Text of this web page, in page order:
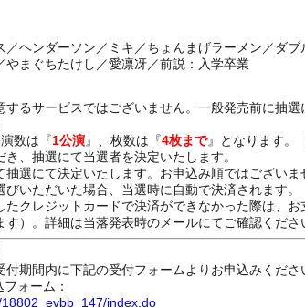
／ヘンダーソン／ミキ／ちょんまげラーメン／ダ
やまぐちたけし／愛凛冴／前説：入学卒業
するサービスではございません。一般発売前に抽
数は『1公演』、枚数は『4枚まで』となります。
、抽選にて当選者を決定いたします。
抽選にて決定いたします。お申込み順ではございま
びいただいた場合、当選時に自動で決済されます。
クレジットカードで決済ができなかった際は、
）。詳細は当落発表時のメールにてご確認くださ
期間内に下記の受付フォームよりお申込みくださ
ォーム：
index.do